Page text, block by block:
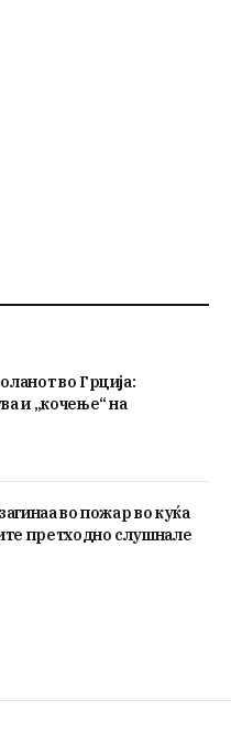
во Грција:
и „кочење“ на
во пожар во куќа
претходно слушнале